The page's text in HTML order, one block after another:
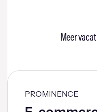
Meer
PROMINENCE